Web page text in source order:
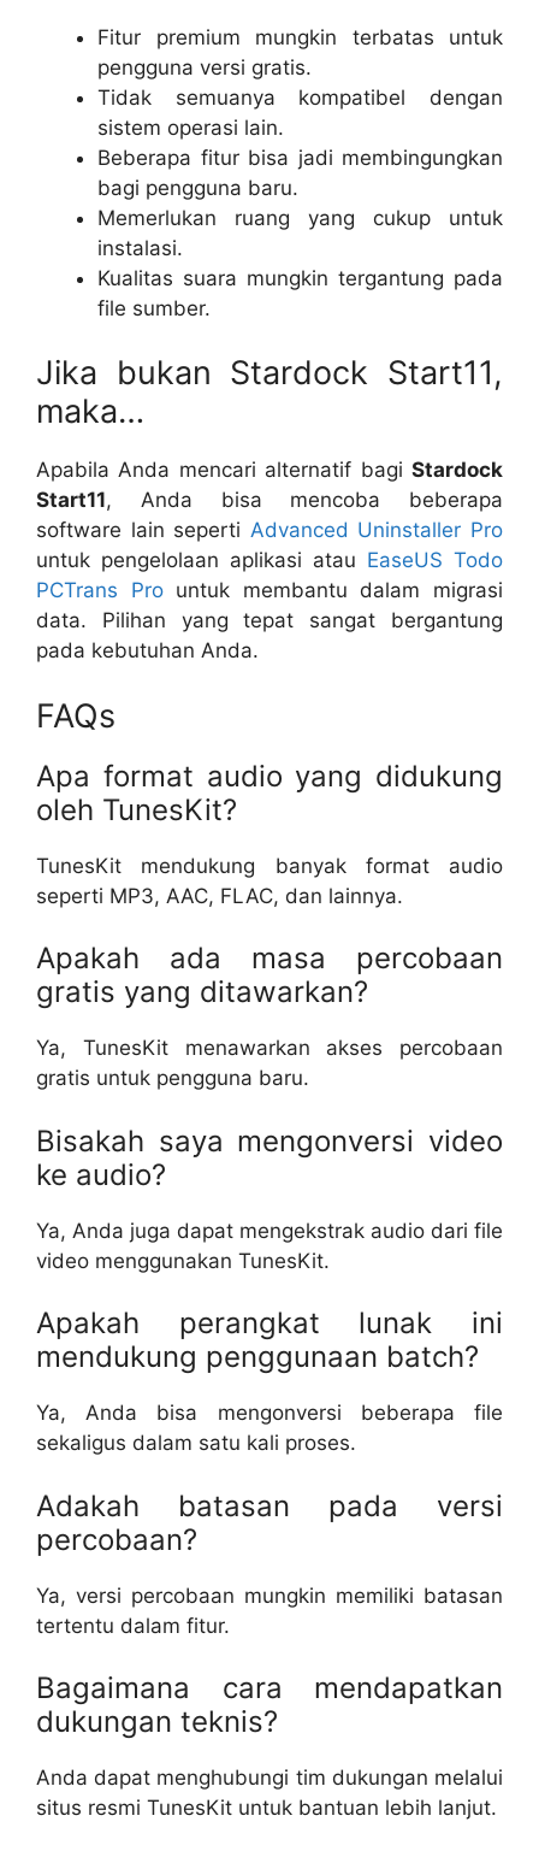
Fitur premium mungkin terbatas untuk
pengguna versi gratis.
Tidak semuanya kompatibel dengan
sistem operasi lain.
Beberapa fitur bisa jadi membingungkan
bagi pengguna baru.
Memerlukan ruang yang cukup untuk
instalasi.
Kualitas suara mungkin tergantung pada
file sumber.
Jika bukan Stardock Start11,
maka…
Apabila Anda mencari alternatif bagi Stardock
Start11, Anda bisa mencoba beberapa
software lain seperti Advanced Uninstaller Pro
untuk pengelolaan aplikasi atau EaseUS Todo
PCTrans Prountuk membantu dalam migrasi
data. Pilihan yang tepat sangat bergantung
pada kebutuhan Anda.
FAQs
Apa format audio yang didukung
oleh TunesKit?
TunesKit mendukung banyak format audio
seperti MP3, AAC, FLAC, dan lainnya.
Apakah ada masa percobaan
gratis yang ditawarkan?
Ya, TunesKit menawarkan akses percobaan
gratis untuk pengguna baru.
Bisakah saya mengonversi video
ke audio?
Ya, Anda juga dapat mengekstrak audio dari file
video menggunakan TunesKit.
Apakah perangkat lunak ini
mendukung penggunaan batch?
Ya, Anda bisa mengonversi beberapa file
sekaligus dalam satu kali proses.
Adakah batasan pada versi
percobaan?
Ya, versi percobaan mungkin memiliki batasan
tertentu dalam fitur.
Bagaimana cara mendapatkan
dukungan teknis?
Anda dapat menghubungi tim dukungan melalui
situs resmi TunesKit untuk bantuan lebih lanjut.